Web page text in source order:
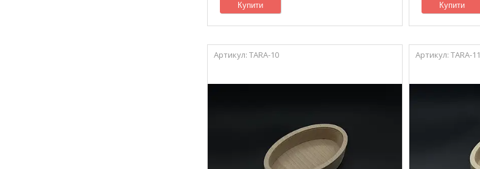
Купити Купити
TARA-10 TARA-11